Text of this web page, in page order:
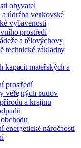
obyvatel
údržba venkovské
vybavenosti
prostředí
a tělovýchovy
technické základny
kapacit mateřských a
prostředí
veřejných budov
a krajinu
energetické náročnosti